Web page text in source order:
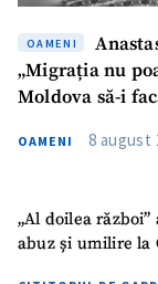
OAMENI
„Migrația nu
Moldova să-i
OAMENI 8 august
„Al doilea
abuz și umilire la
Titlu+
+